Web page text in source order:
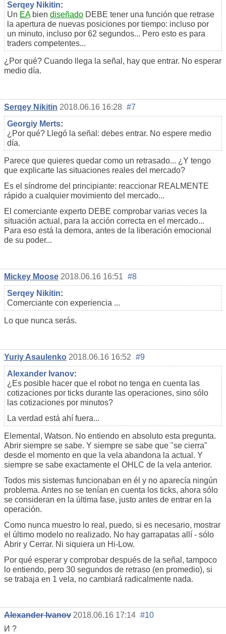
Serqey Nikitin:
Un EAbien diseñado DEBE tener una función que retrase
la apertura de nuevas posiciones por tiempo: incluso por
un minuto, incluso por 62 segundos... Pero esto es para
traders competentes...
¿Por qué? Cuando llega la señal, hay que entrar. No esperar
medio día.
Serqey Nikitin 2018.06.16 16:28 #7
Georgiy Merts:
¿Por qué? Llegó la señal: debes entrar. No espere medio
día.
Parece que quieres quedar como un retrasado... ¿Y tengo
que explicarte las situaciones reales del mercado?
Es el síndrome del principiante: reaccionar REALMENTE
rápido a cualquier movimiento del mercado...
El comerciante experto DEBE comprobar varias veces la
situación actual, para la acción correcta en el mercado...
Para eso está la demora, antes de la liberación emocional
de su poder...
Mickey Moose 2018.06.16 16:51 #8
Serqey Nikitin:
Comerciante con experiencia ...
Lo que nunca serás.
Yuriy Asaulenko 2018.06.16 16:52 #9
Alexander Ivanov:
¿Es posible hacer que el robot no tenga en cuenta las
cotizaciones por ticks durante las operaciones, sino sólo
las cotizaciones por minutos?
La verdad está ahí fuera...
Elemental, Watson. No entiendo en absoluto esta pregunta.
Abrir siempre se sabe. Y siempre se sabe que "se cierra"
desde el momento en que la vela abandona la actual. Y
siempre se sabe exactamente el OHLC de la vela anterior.
Todos mis sistemas funcionaban en él y no aparecía ningún
problema. Antes no se tenían en cuenta los ticks, ahora sólo
se consideran en la última fase, justo antes de entrar en la
operación.
Como nunca muestro lo real, puedo, si es necesario, mostrar
el último modelo no realizado. No hay garrapatas allí - sólo
Abrir y Cerrar. Ni siquiera un Hi-Low.
Por qué esperar y comprobar después de la señal, tampoco
lo entiendo, pero 30 segundos de retraso (en promedio), si
se trabaja en 1 vela, no cambiará radicalmente nada.
Alexander Ivanov 2018.06.16 17:14 #10
И ?